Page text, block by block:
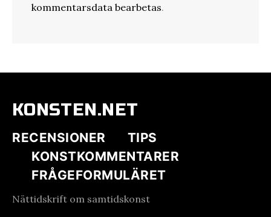
kommentarsdata bearbetas.
KONSTEN.NET
RECENSIONER
TIPS
KONSTKOMMENTARER
FRÅGEFORMULÄRET
Nättidskrift om samtidskonst